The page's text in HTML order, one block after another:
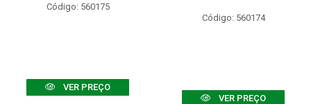
Código: 560175
VER PREÇO
Código: 560174
VER PREÇO